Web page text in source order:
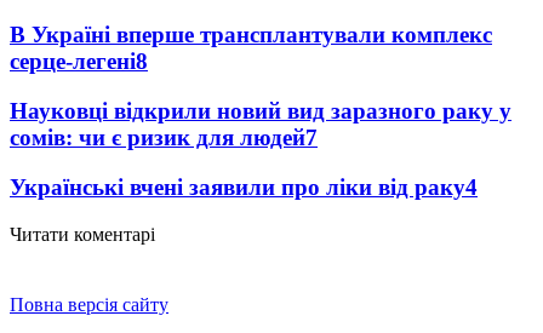
В Україні вперше трансплантували комплекс
серце-легені8
Науковці відкрили новий вид заразного раку у
сомів: чи є ризик для людей7
Українські вчені заявили про ліки від раку4
Читати коментарі
Повна версія сайту